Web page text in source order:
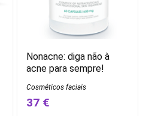
Nonacne: diga não à
acne para sempre!
Cosméticos faciais
37 €